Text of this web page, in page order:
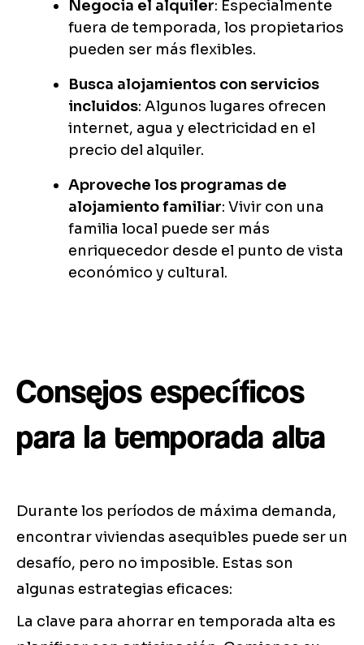
Negocia el alquiler: Especialmente
fuera de temporada, los propietarios
pueden ser más flexibles.
Busca alojamientos con servicios
incluidos: Algunos lugares ofrecen
internet, agua y electricidad en el
precio del alquiler.
Aproveche los programas de
alojamiento familiar: Vivir con una
familia local puede ser más
enriquecedor desde el punto de vista
económico y cultural.
Consejos específicos
para la temporada alta
Durante los períodos de máxima demanda,
encontrar viviendas asequibles puede ser un
desafío, pero no imposible. Estas son
algunas estrategias eficaces:
La clave para ahorrar en temporada alta es